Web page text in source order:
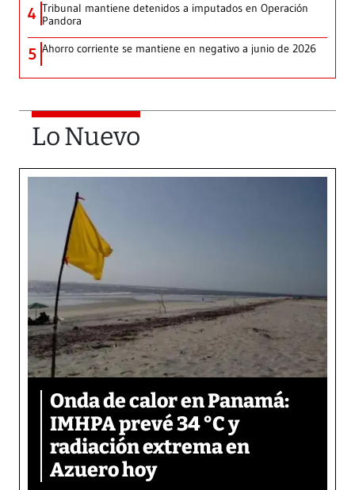
4 Tribunal mantiene detenidos a imputados en Operación
Pandora
5 Ahorro corriente se mantiene en negativo a junio de 2026
Lo Nuevo
Onda de calor en Panamá:
IMHPA prevé 34 °C y
radiación extrema en
Azuero hoy